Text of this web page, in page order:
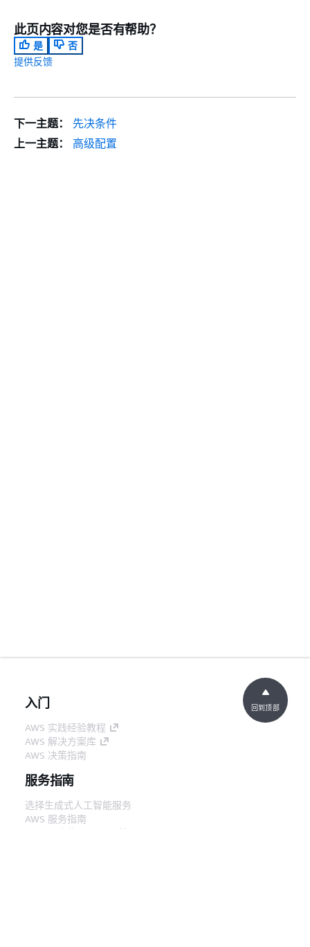
此页内容对您是否有帮助？
是
否
提供反馈
下一主题：
先决条件
上一主题：
高级配置
入门
AWS 实践经验教程
AWS 解决方案库
AWS 决策指南
服务指南
选择生成式人工智能服务
AWS 服务指南
GitHub 上的 AWS CLI 教程
回到顶部